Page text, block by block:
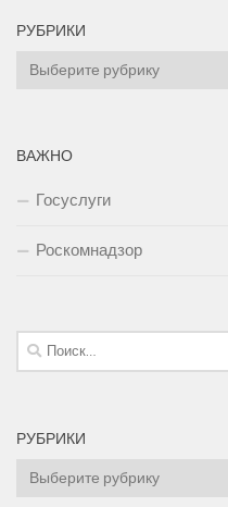
РУБРИКИ
Рубрики
ВАЖНО
Госуслуги
Роскомнадзор
Найти:
РУБРИКИ
Рубрики